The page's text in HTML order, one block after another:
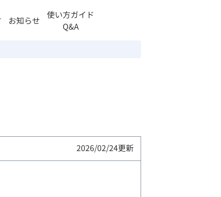
お知らせ
使い方ガイド
Q&A
2026/02/24更新